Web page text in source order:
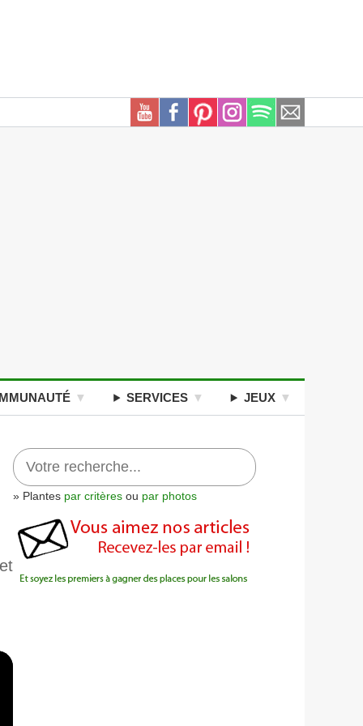
SERVICES JEUX
» Plantes par critères ou par photos